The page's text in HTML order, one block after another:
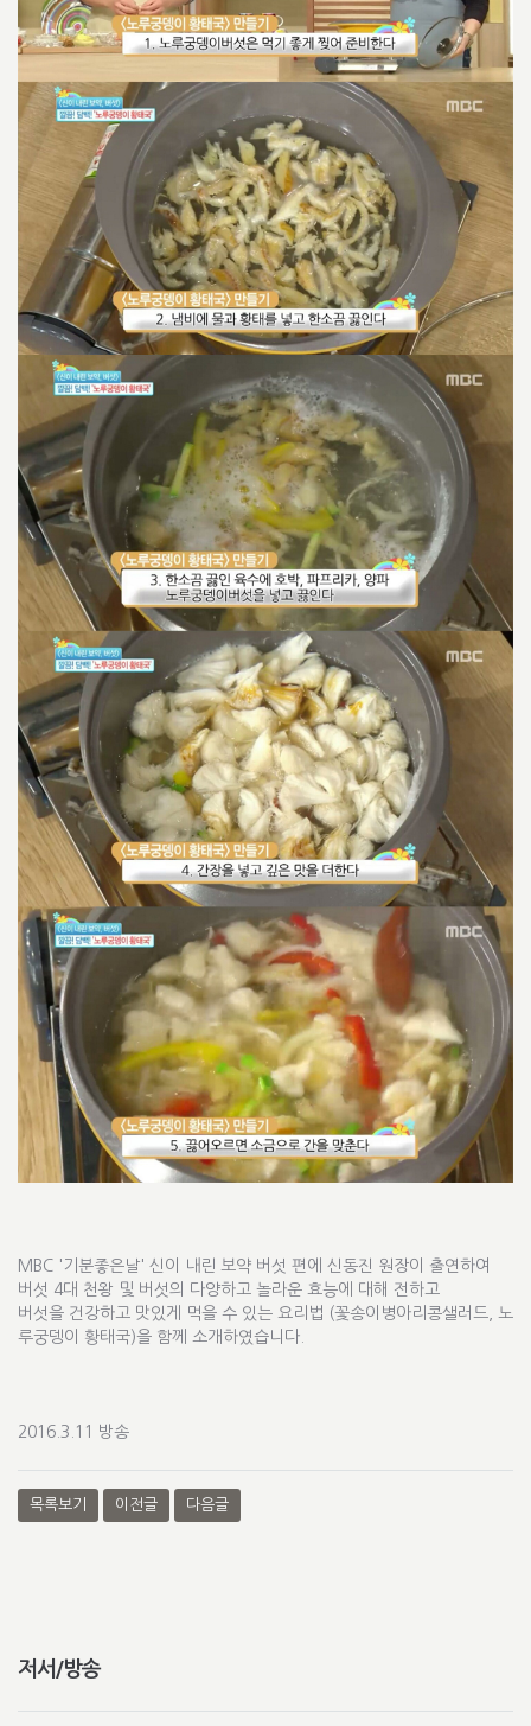
MBC '기분좋은날' 신이 내린 보약 버섯 편에 신동진 원장이 출연하여
버섯 4대 천왕 및 버섯의 다양하고 놀라운 효능에 대해 전하고
버섯을 건강하고 맛있게 먹을 수 있는 요리법 (꽃송이병아리콩샐러드, 노
루궁뎅이 황태국)을 함께 소개하였습니다.
2016.3.11 방송
목록보기 이전글 다음글
저서/방송